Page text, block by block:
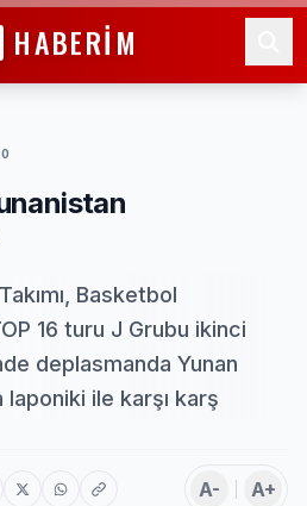
HABERİM
Basketbol
16 turu J Grubu ikinci
deplasmanda Yunan
ile karşı karş
A- A+